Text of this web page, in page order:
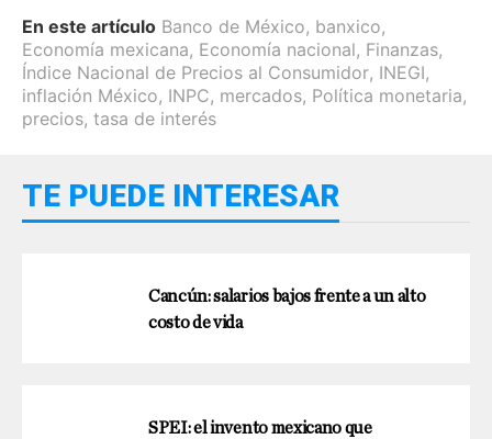
En este artículo Banco de México, banxico,
Economía mexicana, Economía nacional, Finanzas,
Índice Nacional de Precios al Consumidor, INEGI,
inflación México, INPC, mercados, Política monetaria,
precios, tasa de interés
TE PUEDE INTERESAR
Cancún: salarios bajos frente a un alto
costo de vida
SPEI: el invento mexicano que